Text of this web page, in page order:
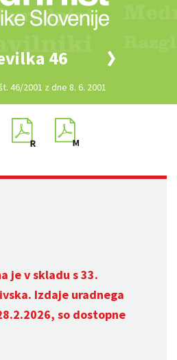
46
46/2001 z dne 8. 6. 2001
je v skladu s 33.
Izdaje uradnega
so dostopne